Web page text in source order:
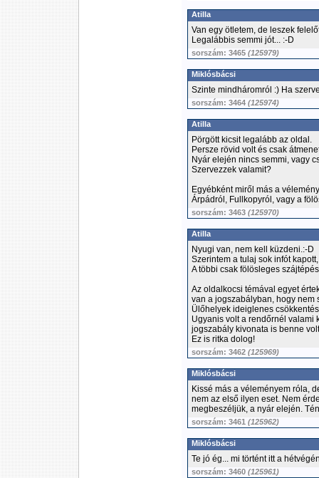
Atilla
Van egy ötletem, de leszek
Legalábbis semmi jót... :-D
sorszám: 3465 (125979)
Miklósbácsi
Szinte mindháromról :) Ha
sorszám: 3464 (125974)
Atilla
Pörgött kicsit legalább az oldal.
Persze rövid volt és csak
Nyár elején nincs semmi, vagy
Szervezzek valamit?
Egyébként miről más a
Árpádról, Fullkopyról, vagy a
sorszám: 3463 (125970)
Atilla
Nyugi van, nem kell küzdeni.:-D
Szerintem a tulaj sok infót
A többi csak fölösleges
Az oldalkocsi témával egyet
van a jogszabályban, hogy nem
Ülőhelyek ideiglenes
Ugyanis volt a rendőrnél valami
jogszabály kivonata is benne
Ez is ritka dolog!
sorszám: 3462 (125969)
Miklósbácsi
Kissé más a véleményem róla,
nem az első ilyen eset. Nem
megbeszéljük, a nyár elején.
sorszám: 3461 (125962)
Miklósbácsi
Te jó ég... mi történt itt a
sorszám: 3460 (125961)